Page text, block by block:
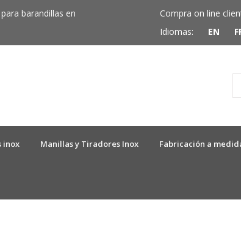
barandillas en
Compra on line
Idiomas:
EN
inox Manillas y Tiradores Inox Fabricación a